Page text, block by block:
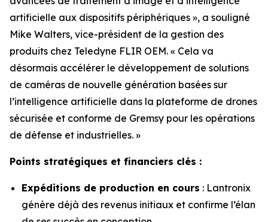
artificielle aux dispositifs périphériques », a souligné
Mike Walters, vice-président de la gestion des
produits chez Teledyne FLIR OEM. « Cela va
désormais accélérer le développement de solutions
de caméras de nouvelle génération basées sur
l’intelligence artificielle dans la plateforme de drones
sécurisée et conforme de Gremsy pour les opérations
de défense et industrielles. »
Points stratégiques et financiers clés :
Expéditions de production en cours : Lantronix
génère déjà des revenus initiaux et confirme l’élan